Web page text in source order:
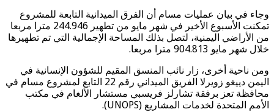
وجاء في بيان عمليات مسام أن الفرق الميدانية التابعة للمشروع
تمكنت الأسبوع الأخير في شهر مايو من تطهير 244.946 مترا مربعا
من الأراضي اليمنية، لتصل بذلك المساحة الإجمالية التي تم تطهيرها
خلال شهر مايو 904.813 مترا مربعا.
ومن ناحية أخرى، زار نائب المنسق المقيم للشؤون الإنسانية في
اليمن دييغو زويرلا الفريق الميداني رقم 22 التابع لمشروع مسام في
محافظة تعز برفقة تشارلز فريسبي مستشار الألغام في مكتب
الأمم المتحدة لخدمات المشاريع (UNOPS).